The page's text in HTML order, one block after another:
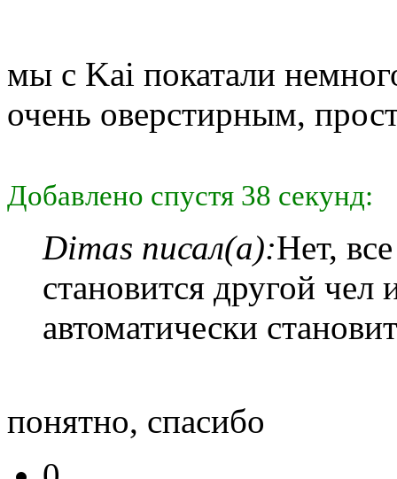
мы с Kai покатали
очень оверстирным,
Добавлено спустя 38 секунд:
Dimas писал(а):Нет,
становится другой
автоматически
понятно, спасибо